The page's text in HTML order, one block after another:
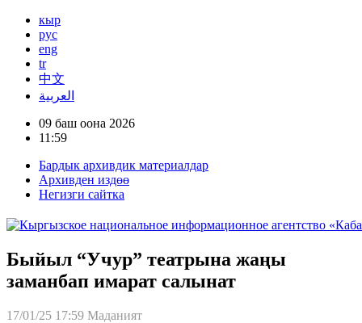
кыр
рус
eng
tr
中文
العربية
09 баш оона 2026
11:59
Бардык архивдик материалдар
Архивден издөө
Негизги сайтка
Быйыл “Учур” театрына жаңы
заманбап имарат салынат
17/01/25 17:59 Маданият